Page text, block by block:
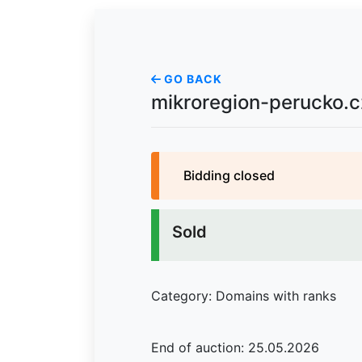
GO BACK
mikroregion-
Bidding closed
Sold
Category: Domains with ranks
End of auction: 25.05.2026